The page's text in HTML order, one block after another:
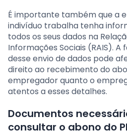
É importante também que a
indivíduo trabalha tenha
todos os seus dados na
Informações Sociais (RAIS).
desse envio de dados pode
direito ao recebimento do
empregador quanto o
atentos a esses detalhes.
Documentos
consultar o abono do